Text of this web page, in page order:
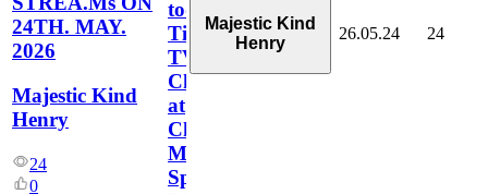
24TH. MAY.
2026
Majestic Kind
Henry
24
0
today
Time,
TV
Channel
at
Charlotte
Motor
Speedway
Majestic Kind
Henry
26.05.24 24